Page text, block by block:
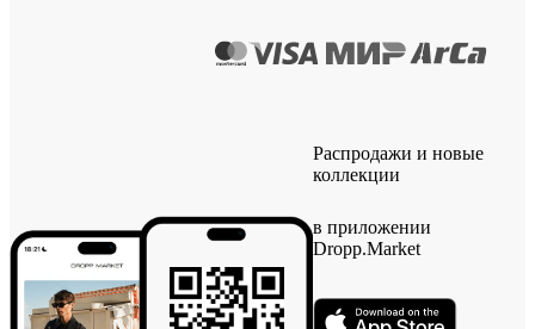
Распродажи и новые
коллекции
в приложении
Dropp.Market